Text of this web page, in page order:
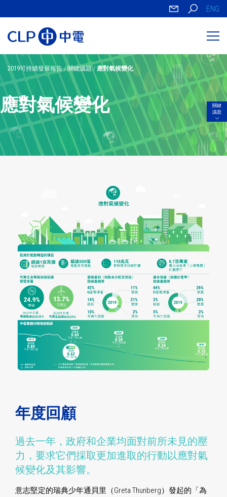
ENG
關鍵
議題
2019可持續發展報告/關鍵議題/ 應對氣候變化
應對氣候變化
年度回顧
過去一年，政府和企業均面對前所未見的壓
力，要求它們採取更加進取的行動以應對氣
候變化及其影響。
意志堅定的瑞典少年通貝里（Greta Thunberg）發起的「為